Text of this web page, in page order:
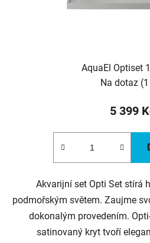
AquaEl Optiset
Na dotaz
5 399
Akvarijní set Opti Set stírá
podmořským světem. Zaujme
dokonalým provedením.
satinovaný kryt tvoří